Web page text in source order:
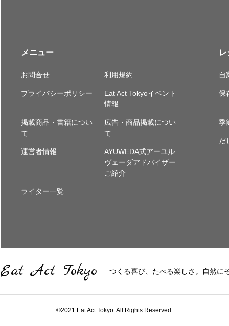
メニュー
お問合せ 利用規約
プライバシーポリシー
Eat Act Tokyoイベント
情報
掲載商品・書籍につい
て
広告・商品掲載につい
て
運営者情報
AYUWEDA式アーユル
ヴェーダアドバイザー
ご紹介
ライター一覧
自
保
季
だ
Eat Act Tokyo つくる喜び、たべる楽しさ。自然に
©2021 Eat Act Tokyo. All Rights Reserved.